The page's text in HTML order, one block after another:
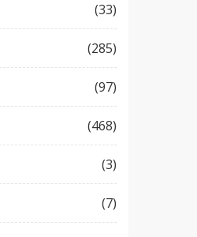
(33)
(285)
(97)
(468)
(3)
(7)